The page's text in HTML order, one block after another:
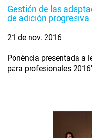
Gestión de las
de adición progresiva
21 de nov. 2016
Ponència presentada a
para profesionales